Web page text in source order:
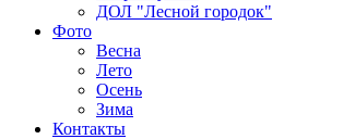
ДОЛ "Лесной городок"
Фото
Весна
Лето
Осень
Зима
Контакты